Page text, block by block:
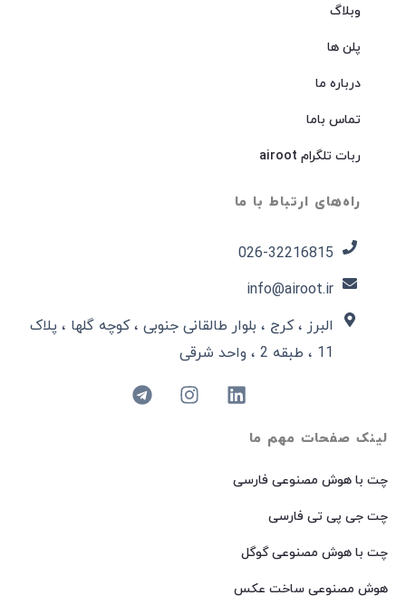
لینک صفحات مهم ما
چت با هوش مصنوعی فارسی
چت جی پی تی فارسی
چت با هوش مصنوعی گوگل
هوش مصنوعی ساخت عکس
وبلاگ
پلن ها
درباره ما
تماس باما
ربات تلگرام airoot
راه‌های ارتباط با ما
026-32216815​
info@airoot.ir
البرز ، کرج ، بلوار طالقانی جنوبی ، کوچه گلها ، پلاک
11 ، طبقه 2 ، واحد شرقی